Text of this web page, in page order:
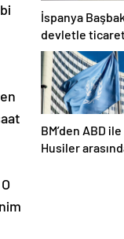
İspanya
devletle ticaret
BM’den ABD ile
Husiler